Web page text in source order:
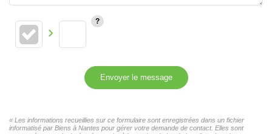
Envoyer le message
« Les informations recueillies sur ce formulaire sont enregistrées dans un fichier
informatisé par Biens à Nantes pour gérer votre demande de contact. Elles sont